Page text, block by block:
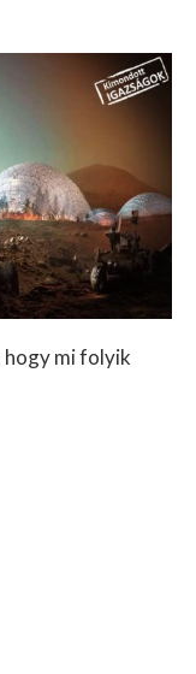
hogy mi folyik